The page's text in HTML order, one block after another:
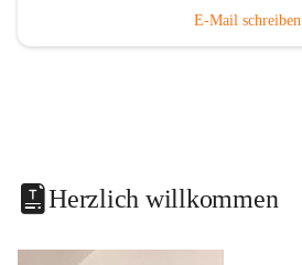
E-Mail schreiben
Herzlich willkommen